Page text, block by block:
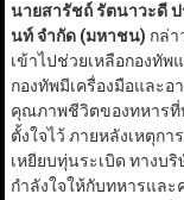
นายสารัชถ์ รัตนาวะดี
นท์ จำกัด (มหาชน) กล่า
เข้าไปช่วยเหลือกองทั
กองทัพมีเครื่องมือและอ
คุณภาพชีวิตของทหารที่
ตั้งใจไว้ ภายหลังเหตุก
เหยียบทุ่นระเบิด ทางบ
กำลังใจให้กับทหารและ